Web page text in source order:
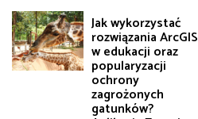
Jak wykorzystać
rozwiązania ArcGIS
w edukacji oraz
popularyzacji
ochrony
zagrożonych
gatunków?